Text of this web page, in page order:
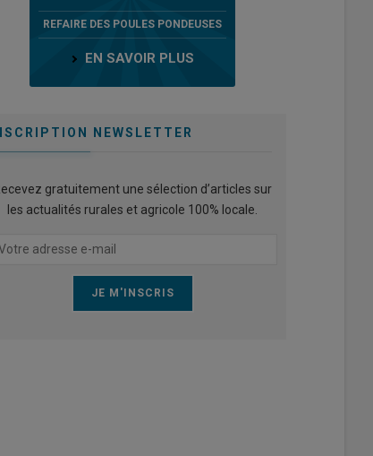
REFAIRE DES POULES PONDEUSES
EN SAVOIR PLUS
NEWSLETTER
gratuitement une sélection d’articles sur
les actualités rurales et agricole 100% locale.